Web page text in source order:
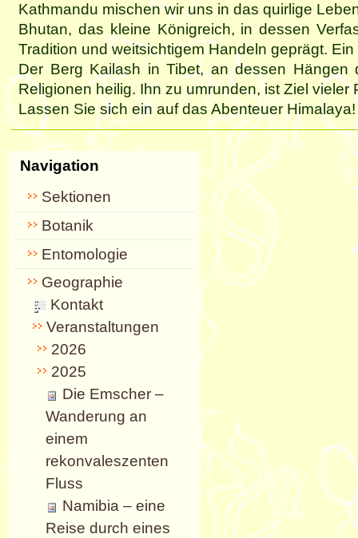
Kathmandu mischen wir uns in das quirlige
Bhutan, das kleine Königreich, in dessen
Tradition und weitsichtigem Handeln geprägt.
Der Berg Kailash in Tibet, an dessen
Religionen heilig. Ihn zu umrunden, ist Ziel vieler
Lassen Sie sich ein auf das Abenteuer Himalaya!
Navigation
Sektionen
Botanik
Entomologie
Geographie
Kontakt
Veranstaltungen
2026
2025
Die Emscher –
Wanderung an
einem
rekonvaleszenten
Fluss
Namibia – eine
Reise durch eines